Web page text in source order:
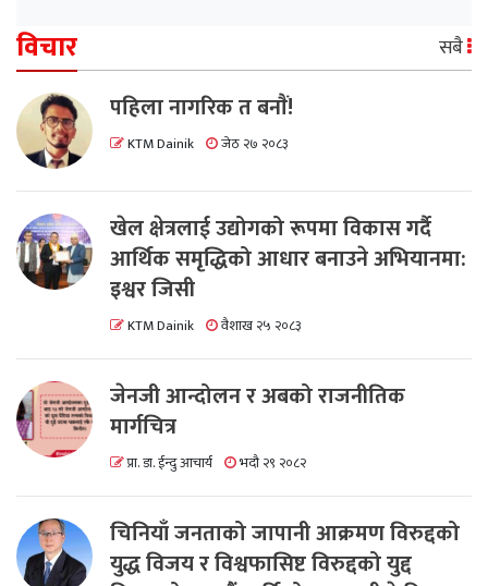
विचार सबै
पहिला नागरिक त बनाैं!
KTM Dainik जेठ २७ २०८३
खेल क्षेत्रलाई उद्योगको रूपमा विकास गर्दै
आर्थिक समृद्धिको आधार बनाउने अभियानमा:
इश्वर जिसी
KTM Dainik वैशाख २५ २०८३
जेनजी आन्दोलन र अबको राजनीतिक
मार्गचित्र
प्रा. डा. ईन्दु आचार्य भदौ २९ २०८२
चिनियाँ जनताको जापानी आक्रमण विरुद्दको
युद्ध विजय र विश्वफासिष्ट विरुद्दको युद्द